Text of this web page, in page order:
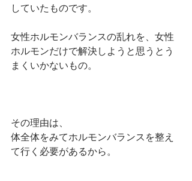
していたものです。
女性ホルモンバランスの乱れを、女性
ホルモンだけで解決しようと思うとう
まくいかないもの。
その理由は、
体全体をみてホルモンバランスを整え
て行く必要があるから。